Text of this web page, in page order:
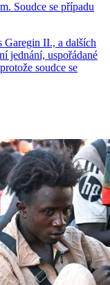
Soudce se případu
Garegin II., a dalších
jednání, uspořádané
soudce se